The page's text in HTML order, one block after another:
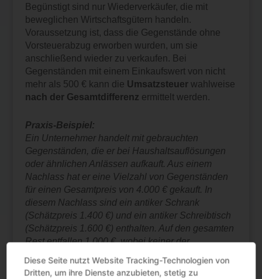
Begünstigt sind nur Wiederverkäufer, die mit
beweglichen Wirtschaftsgütern handeln.
Voraussetzung ist, dass die Gegenstände ohne
Vorsteuerabzug erworben wurden, um sie
anschließend wieder zu verkaufen. Bei
Gegenständen mit einem Einkaufswert von nicht
mehr als 500 € kann die Umsatzsteuerwahlweise
nach der Gesamtdifferenz ermittelt werden.
Praxis-Beispiel:
Ein Unternehmer handelt mit gebrauchten
Gegenständen, die er bei Haushaltsauflösungen
oder ähnlichen Anlässen aufkauft. Aus einem
Nachlass hat er eine Vielzahl von Gegenständen
für einen Gesamtpreis von 4.000 € gekauft. In
diesem Nachlass sind ein antiker Schrank
(Schätzpreis 1.400 €) und ein antiker Schreibtisch
(Schätzpreis 1.600 €) enthalten. Auf den gesamten
Rest entfallen 1.000 €, wobei keiner der
Den Ein- und Verkauf des antiken Schranks und
Diese Seite nutzt Website Tracking-Technologien von
Dritten, um ihre Dienste anzubieten, stetig zu